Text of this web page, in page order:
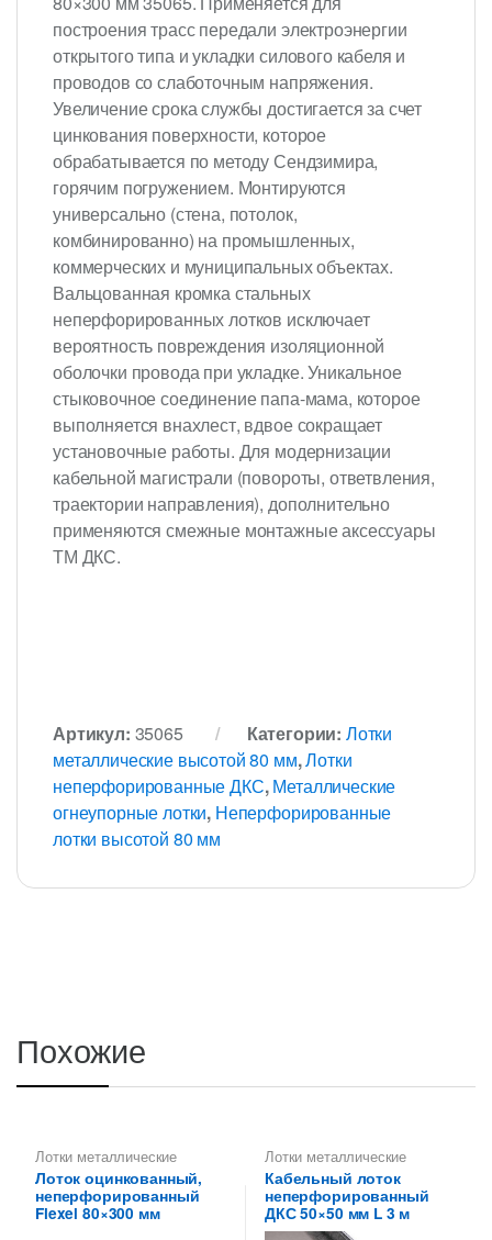
построения трасс передали электроэнергии
открытого типа и укладки силового кабеля и
проводов со слаботочным напряжения.
Увеличение срока службы достигается за счет
цинкования поверхности, которое
обрабатывается по методу Сендзимира,
горячим погружением. Монтируются
универсально (стена, потолок,
комбинированно) на промышленных,
коммерческих и муниципальных объектах.
Вальцованная кромка стальных
неперфорированных лотков исключает
вероятность повреждения изоляционной
оболочки провода при укладке. Уникальное
стыковочное соединение папа-мама, которое
выполняется внахлест, вдвое сокращает
установочные работы. Для модернизации
кабельной магистрали (повороты, ответвления,
траектории направления), дополнительно
применяются смежные монтажные аксессуары
ТМ ДКС.
Артикул: 35065 Категории: Лотки
металлические высотой 80 мм,Лотки
неперфорированные ДКС,Металлические
огнеупорные лотки, Неперфорированные
лотки высотой 80 мм
Похожие
Лотки металлические
высотой 80 мм
Неперфорированные лотки
высотой 80 мм
Лоток оцинкованный,
неперфорированный
Flexel 80×300 мм
Лотки металлические
высотой 50 мм
неперфорированные ДКС
Металлические огнеупорные
лотки,Неперфорированные
лотки высотой 50 мм
Кабельный лоток
неперфорированный
ДКС 50×50 мм L 3 м